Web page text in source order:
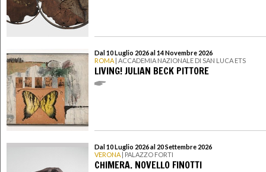
Dal 10 Luglio 2026 al 14 Novembre 2026
ROMA | ACCADEMIA NAZIONALE DI SAN LUCA ETS
LIVING! JULIAN BECK PITTORE
Dal 10 Luglio 2026 al 20 Settembre 2026
VERONA | PALAZZO FORTI
CHIMERA. NOVELLO FINOTTI